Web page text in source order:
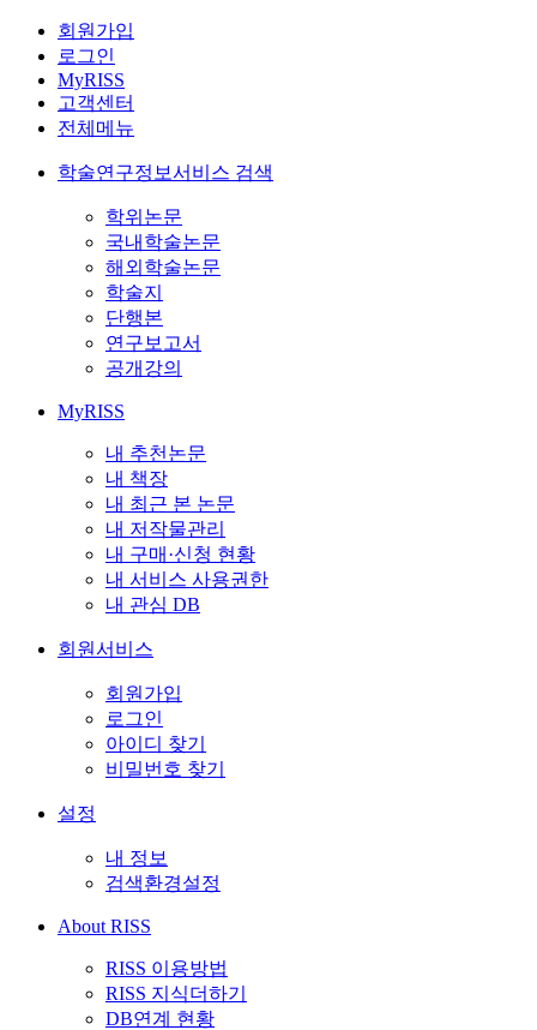
회원가입
로그인
MyRISS
고객센터
전체메뉴
학술연구정보서비스 검색
학위논문
국내학술논문
해외학술논문
학술지
단행본
연구보고서
공개강의
MyRISS
내 추천논문
내 책장
내 최근 본 논문
내 저작물관리
내 구매·신청 현황
내 서비스 사용권한
내 관심 DB
회원서비스
회원가입
로그인
아이디 찾기
비밀번호 찾기
설정
내 정보
검색환경설정
About RISS
RISS 이용방법
RISS 지식더하기
DB연계 현황